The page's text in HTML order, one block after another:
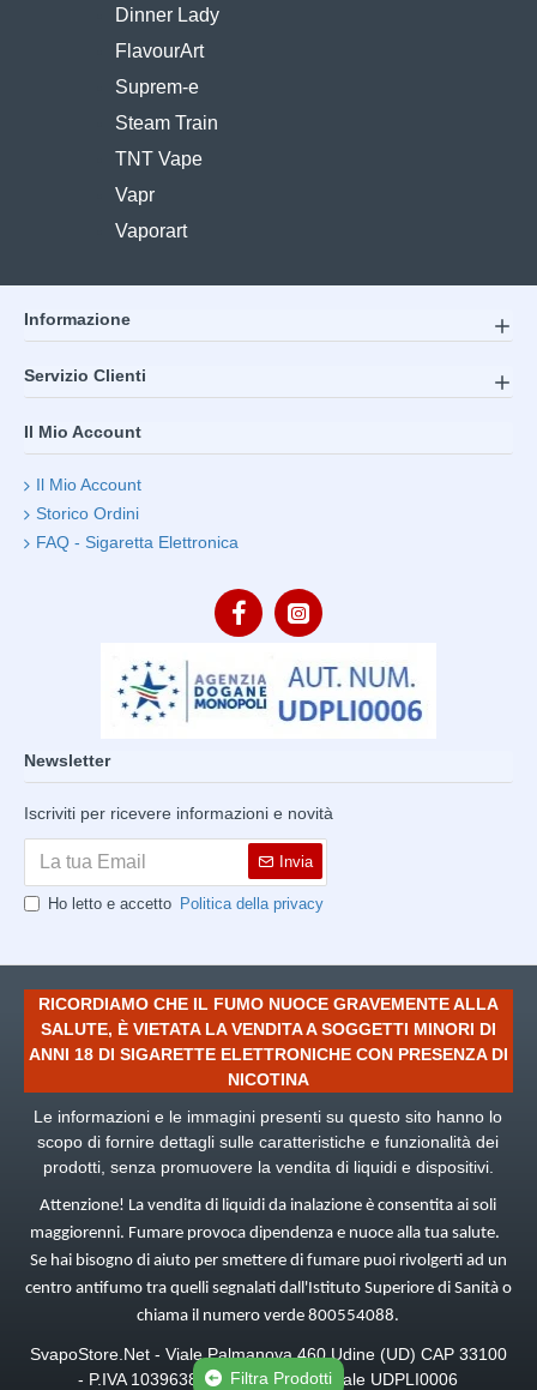
Dinner Lady
FlavourArt
Suprem-e
Steam Train
TNT Vape
Vapr
Vaporart
Informazione
Servizio Clienti
Il Mio Account
Il Mio Account
Storico Ordini
FAQ - Sigaretta Elettronica
Newsletter
Iscriviti per ricevere informazioni e novità
Invia
Ho letto e accetto Politica della privacy
RICORDIAMO CHE IL FUMO NUOCE GRAVEMENTE ALLA
SALUTE, È VIETATA LA VENDITA A SOGGETTI MINORI DI
ANNI 18 DI SIGARETTE ELETTRONICHE CON PRESENZA DI
NICOTINA
Le informazioni e le immagini presenti su questo sito hanno lo
scopo di fornire dettagli sulle caratteristiche e funzionalità dei
prodotti, senza promuovere la vendita di liquidi e dispositivi.
Attenzione! La vendita di liquidi da inalazione è consentita ai soli
maggiorenni. Fumare provoca dipendenza e nuoce alla tua salute.
Se hai bisogno di aiuto per smettere di fumare puoi rivolgerti ad un
centro antifumo tra quelli segnalati dall'Istituto Superiore di Sanità o
chiama il numero verde 800554088.
SvapoStore.Net - Viale Palmanova 460 Udine (UD) CAP 33100
- P.IVA 10396380965, Deposito fiscale UDPLI0006
Filtra Prodotti